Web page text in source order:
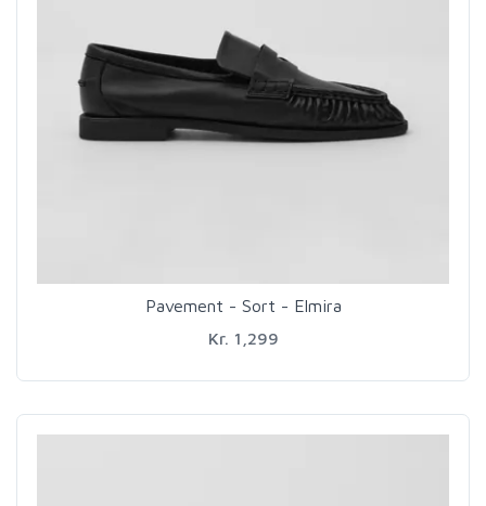
Pavement - Sort - Elmira
Kr. 1,299